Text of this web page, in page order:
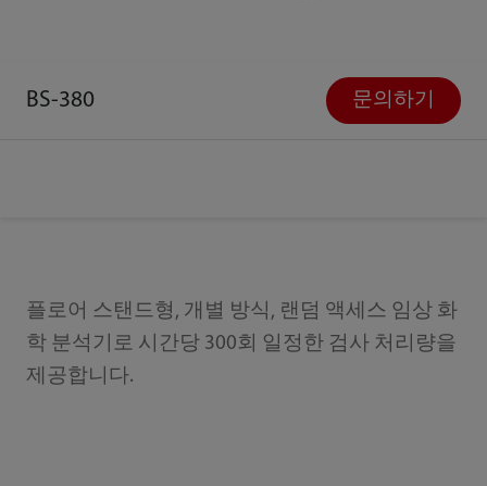
BS-380 문의하기
플로어 스탠드형, 개별 방식, 랜덤 액세스 임상 화
학 분석기로 시간당 300회 일정한 검사 처리량을
제공합니다.